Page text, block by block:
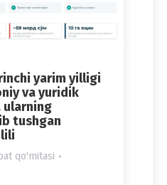
yarim yilligi
va yuridik
ularning
tushgan
qo'mitasi